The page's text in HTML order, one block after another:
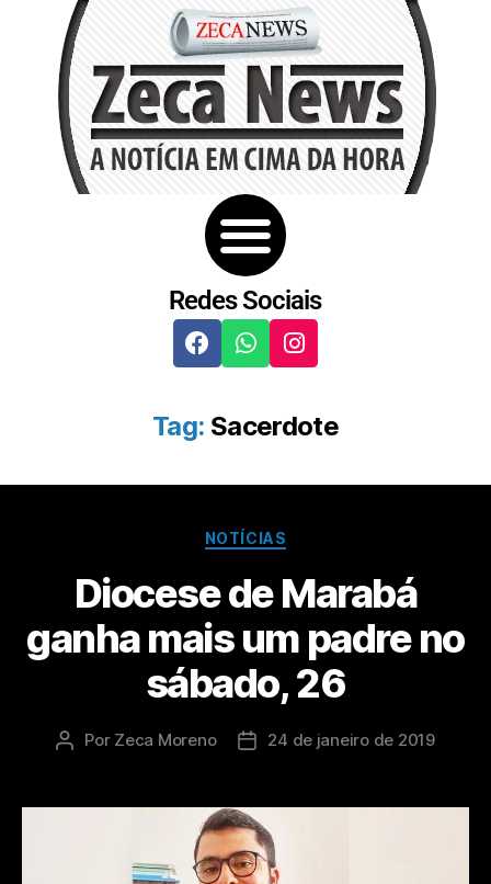
Redes Sociais
Tag: Sacerdote
NOTÍCIAS
Diocese de Marabá
ganha mais um padre no
sábado, 26
Por Zeca Moreno 24 de janeiro de 2019